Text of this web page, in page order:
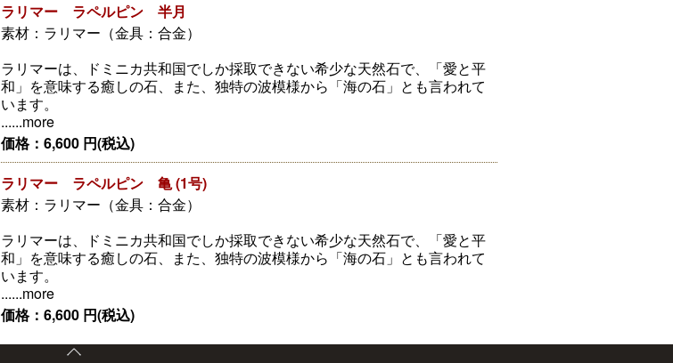
ラリマー ラペルピン 半月
素材：ラリマー（金具：合金）
ラリマーは、ドミニカ共和国でしか採取できない希少な天然石で、「愛と平
和」を意味する癒しの石、また、独特の波模様から「海の石」とも言われて
います。
......more
価格：6,600 円(税込)
ラリマー ラペルピン 亀 (1号)
素材：ラリマー（金具：合金）
ラリマーは、ドミニカ共和国でしか採取できない希少な天然石で、「愛と平
和」を意味する癒しの石、また、独特の波模様から「海の石」とも言われて
います。
......more
価格：6,600 円(税込)